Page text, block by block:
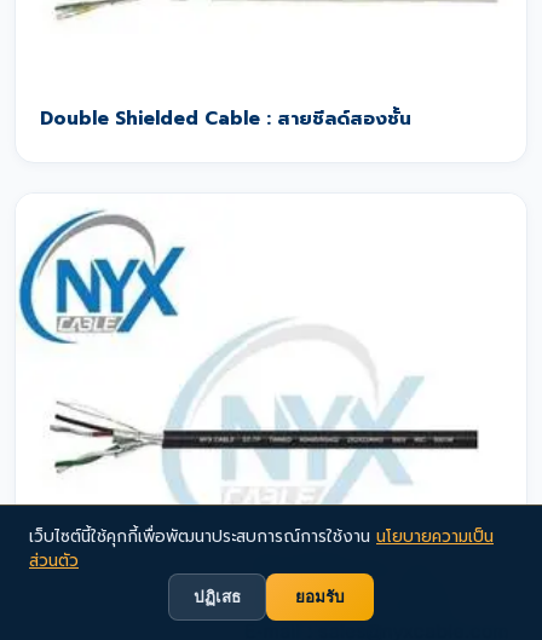
Double Shielded Cable : สายชีลด์สองชั้น
เว็บไซต์นี้ใช้คุกกี้เพื่อพัฒนาประสบการณ์การใช้งาน นโยบายความเป็น
ส่วนตัว
ปฏิเสธ ยอมรับ